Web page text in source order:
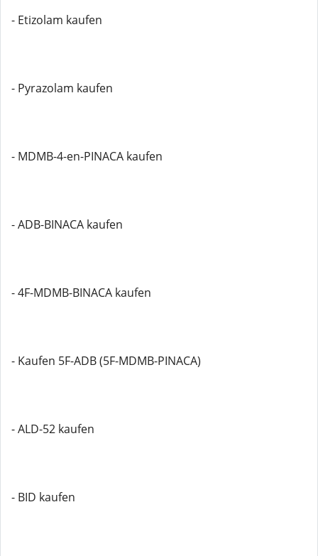
- Etizolam kaufen
- Pyrazolam kaufen
- MDMB-4-en-PINACA kaufen
- ADB-BINACA kaufen
- 4F-MDMB-BINACA kaufen
- Kaufen 5F-ADB (5F-MDMB-PINACA)
- ALD-52 kaufen
- BID kaufen